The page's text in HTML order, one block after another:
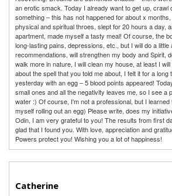
an erotic smack. Today I already want to get up, crawl
something – this has not happened for about x
physical and spiritual throes, slept for 20 hours a day,
apartment, made myself a tasty meal! Of course, the
long-lasting pains, depressions, etc., but I will do a
recommendations, will strengthen my body and Spirit,
walk more in nature, I will clean my house, at least I
about the spell that you told me about, I felt it for a long
yesterday with an egg – 5 blood points appeared!
small ones and all the negativity leaves me, so I see a
water :) Of course, I'm not a professional, but I learned
myself rolling out an egg) Please write, does my
Odin, I am very grateful to you! The results from first
glad that I found you. With love, appreciation and
Powers protect you! Wishing you a lot of happiness!
Catherine